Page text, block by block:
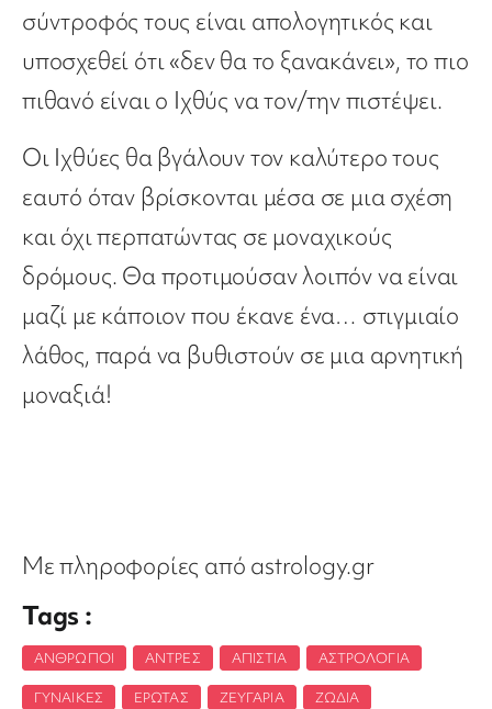
σύντροφός τους είναι απολογητικός και
υποσχεθεί ότι «δεν θα το ξανακάνει», το πιο
πιθανό είναι ο Ιχθύς να τον/την πιστέψει.
Οι Ιχθύες θα βγάλουν τον καλύτερο τους
εαυτό όταν βρίσκονται μέσα σε μια σχέση
και όχι περπατώντας σε μοναχικούς
δρόμους. Θα προτιμούσαν λοιπόν να είναι
μαζί με κάποιον που έκανε ένα… στιγμιαίο
λάθος, παρά να βυθιστούν σε μια αρνητική
μοναξιά!
Με πληροφορίες από astrology.gr
Tags :
ΆΝΘΡΩΠΟΙ ΆΝΤΡΕΣ ΑΠΙΣΤΊΑ ΑΣΤΡΟΛΟΓΊΑ
ΓΥΝΑΊΚΕΣ ΈΡΩΤΑΣ ΖΕΥΓΆΡΙΑ ΖΏΔΙΑ